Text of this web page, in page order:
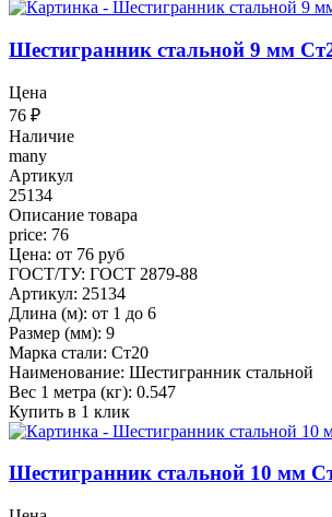
Шестигранник стальной 9 мм
Цена
76 ₽
Наличие
many
Артикул
25134
Описание товара
price: 76
Цена: от 76 руб
ГОСТ/ТУ: ГОСТ 2879-88
Артикул: 25134
Длина (м): от 1 до 6
Размер (мм): 9
Марка стали: Ст20
Наименование: Шестигранник стальной
Вес 1 метра (кг): 0.547
Купить в 1 клик
Шестигранник стальной 10 мм